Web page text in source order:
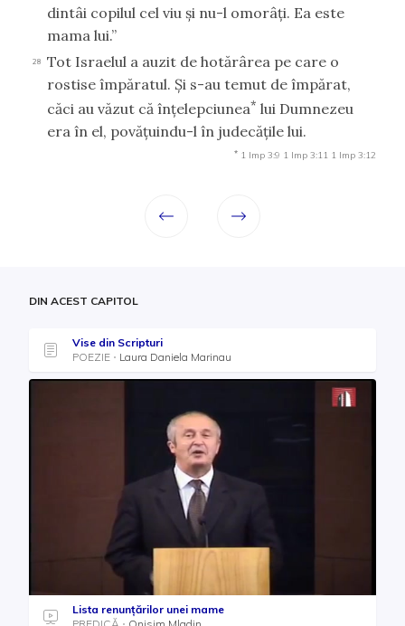
dintâi copilul cel viu şi nu-l omorâţi. Ea este
mama lui.”
28
Tot Israelul a auzit de hotărârea pe care o
rostise împăratul. Şi s-au temut de împărat,
căci au văzut că înţelepciunea* lui Dumnezeu
era în el, povăţuindu-l în judecăţile lui.
* 1 Imp 3:9 1 Imp 3:11 1 Imp 3:12
DIN ACEST CAPITOL
Vise din Scripturi
POEZIE
Laura Daniela Marinau
Lista renunțărilor unei mame